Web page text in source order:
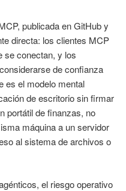
publicada en GitHub y
directa: los clientes MCP
se conectan, y los
de confianza
es el modelo mental
de escritorio sin firmar
portátil de finanzas, no
máquina a un servidor
al sistema de archivos o
el riesgo operativo